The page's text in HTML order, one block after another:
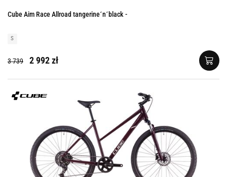
Cube Aim Race Allroad tangerine´n´black -
S
3 739 2 992 zł